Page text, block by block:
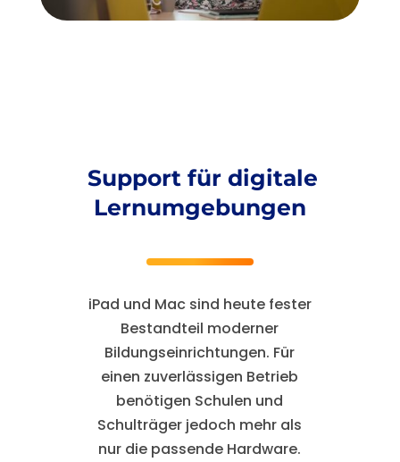
Support für digitale
Lernumgebungen
iPad und Mac sind heute fester
Bestandteil moderner
Bildungseinrichtungen. Für
einen zuverlässigen Betrieb
benötigen Schulen und
Schulträger jedoch mehr als
nur die passende Hardware.